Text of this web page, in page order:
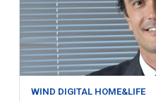
WIND DIGITAL HOME&LIFE